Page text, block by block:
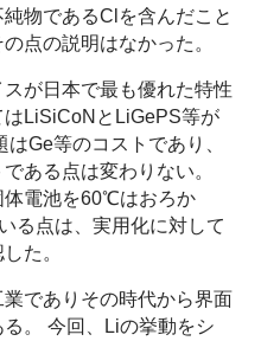
物であるClを含んだこと
点の説明はなかった。
が日本で最も優れた特性
LiSiCoNとLiGePS等が
Ge等のコストであり、
ある点は変わりない。
体電池を60℃はおろか
る点は、実用化に対して
た。
でありその時代から界面
。 今回、Liの挙動をシ